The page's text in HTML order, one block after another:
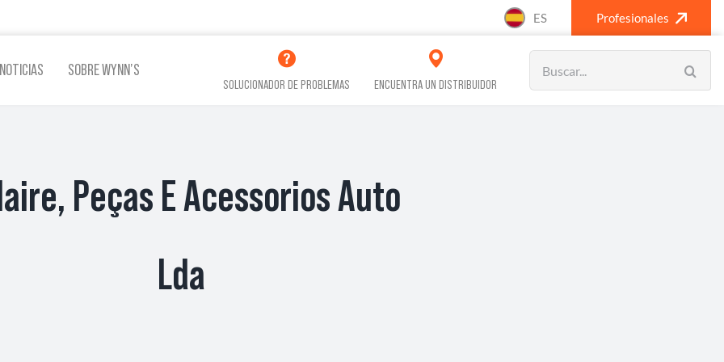
ES Profesionales
ADITIVOS LUBRICACIÓN ADITIVOS REFRIGERACIÓN
VER TODOS LOS PRODUCTOS
NOTICIAS SOBRE WYNN’S
SOLUCIONADOR DE PROBLEMAS ENCUENTRA UN DISTRIBUIDOR
Peças E Acessorios Auto
Lda